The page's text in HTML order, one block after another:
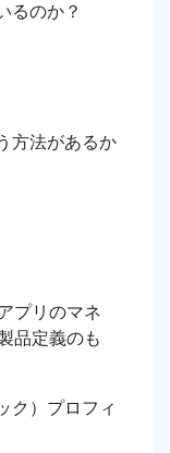
るのか？
方法があるか
プリのマネ
品定義のも
ク）プロフィ